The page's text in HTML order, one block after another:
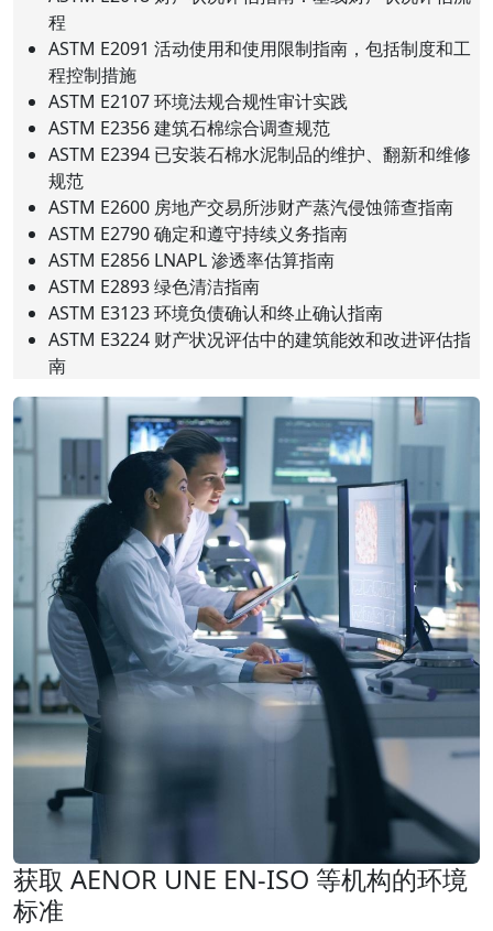
程
ASTM E2091 活动使用和使用限制指南，包括制度和工
程控制措施
ASTM E2107 环境法规合规性审计实践
ASTM E2356 建筑石棉综合调查规范
ASTM E2394 已安装石棉水泥制品的维护、翻新和维修
规范
ASTM E2600 房地产交易所涉财产蒸汽侵蚀筛查指南
ASTM E2790 确定和遵守持续义务指南
ASTM E2856 LNAPL 渗透率估算指南
ASTM E2893 绿色清洁指南
ASTM E3123 环境负债确认和终止确认指南
ASTM E3224 财产状况评估中的建筑能效和改进评估指
南
获取 AENOR UNE EN-ISO 等机构的环境
标准